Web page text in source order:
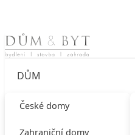
Skip to content
DŮM
České domy
Zahraniční domy